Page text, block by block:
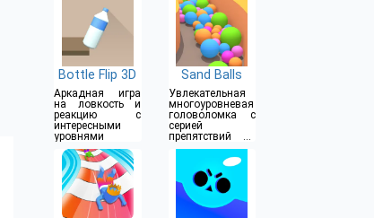
Bottle Flip 3D
Аркадная игра
на ловкость и
реакцию с
интересными
уровнями
Sand Balls
Увлекательная
многоуровневая
головоломка с
серией
препятствий на
пути